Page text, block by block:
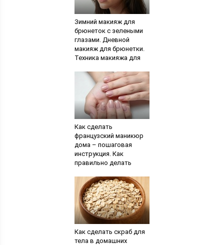
Зимний макияж для
брюнеток с зелеными
глазами. Дневной
макияж для брюнетки.
Техника макияжа для
брюнеток
Как сделать
французский маникюр
дома – пошаговая
инструкция. Как
правильно делать
домашних условиях
Как сделать скраб для
тела в домашних